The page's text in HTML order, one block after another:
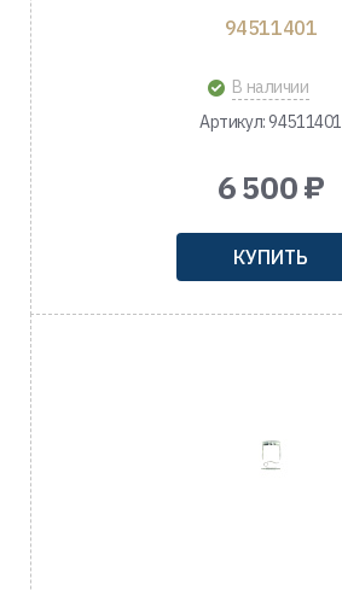
94511401
В наличии
Артикул: 94511401
6 500 ₽
КУПИТЬ